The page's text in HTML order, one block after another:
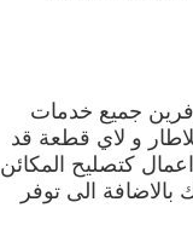
جميع خدمات
و لاي قطعة قد
كتصليح المكائن
بالاضافة الى توفر